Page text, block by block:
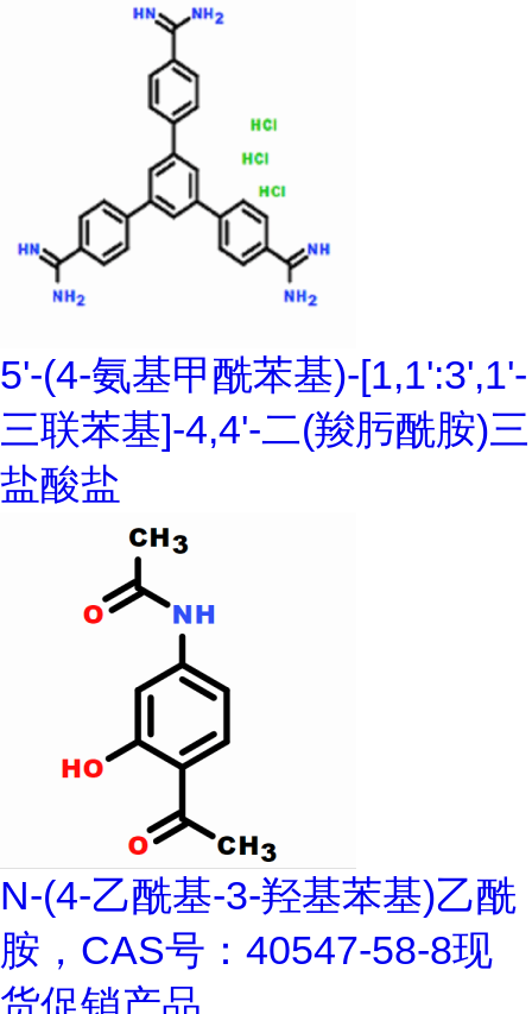
5'-(4-氨基甲酰苯基)-[1,1':3',1'-
三联苯基]-4,4'-二(羧肟酰胺)三
盐酸盐
N-(4-乙酰基-3-羟基苯基)乙酰
胺，CAS号：40547-58-8现
货促销产品